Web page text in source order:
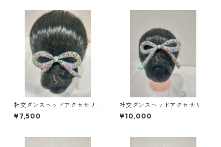
社交ダンスヘッドアクセサリ
ーHA-62小ダンスアクセサリ
ーベリーダンスブライダルア
¥7,500
社交ダンスヘッドアクセサリ
ーHA-54中ダンスアクセサリ
ーベリーダンスブライダルア
¥10,000